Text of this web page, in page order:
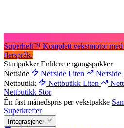
Superhelt™ Komplett vekstmotor
flerspråk.
StartpakkerEnklere engangspakker
Nettside
Nettside Liten Nettside
Nettbutikk
Nettbutikk Liten
Nettbutikk Stor
Én fast månedspris per vekstpakke
Superkrefter
Integrasjoner